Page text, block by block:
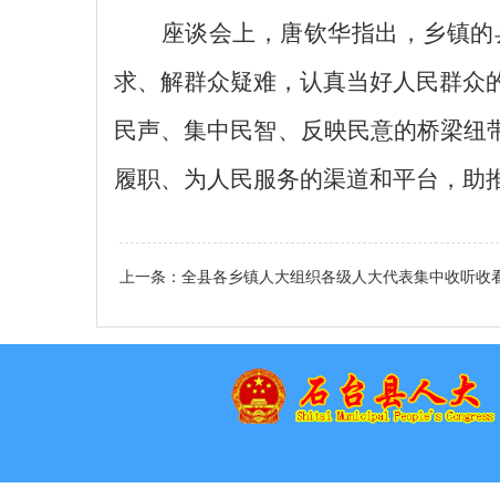
座谈会上，唐钦华指出 ， 乡镇的
求、解群众疑难，认真当好人民群众
民声、集中民智、反映民意的桥梁
履职、为人民服务的渠道和平台 ，助
上一条： 全县各乡镇人大组织各级人大代表集中收听收